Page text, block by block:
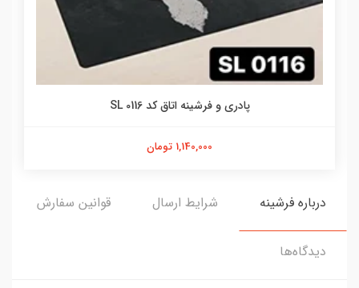
پادری و فرشینه اتاق کد SL 0116
1,140,000 تومان
درباره فرشینه شرایط ارسال قوانین سفارش
دیدگاه‌ها